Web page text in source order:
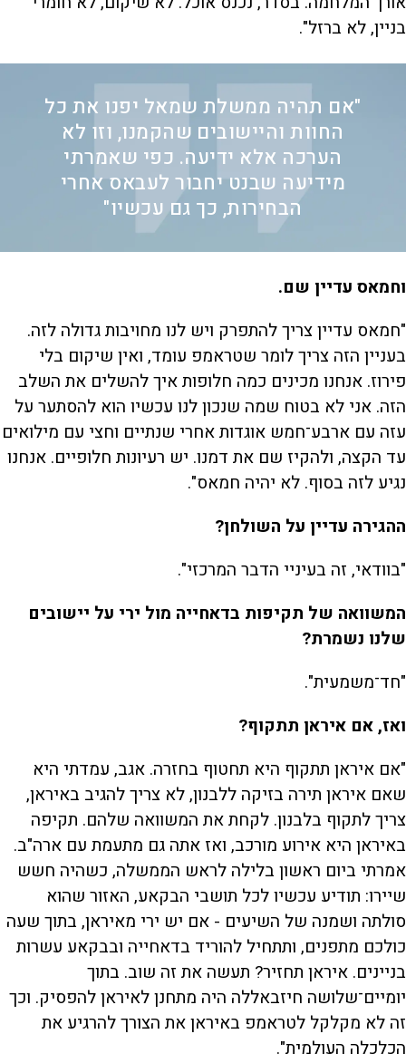
בניין, לא ברזל".
"אם תהיה ממשלת שמאל יפנו את כל
החוות והיישובים שהקמנו, וזו לא
הערכה אלא ידיעה. כפי שאמרתי
מידיעה שבנט יחבור לעבאס אחרי
הבחירות, כך גם עכשיו"
וחמאס עדיין שם.
"חמאס עדיין צריך להתפרק ויש לנו מחויבות גדולה לזה.
בעניין הזה צריך לומר שטראמפ עומד, ואין שיקום בלי
פירוז. אנחנו מכינים כמה חלופות איך להשלים את השלב
הזה. אני לא בטוח שמה שנכון לנו עכשיו הוא להסתער על
עזה עם ארבע־חמש אוגדות אחרי שנתיים וחצי עם מילואים
עד הקצה, ולהקיז שם את דמנו. יש רעיונות חלופיים. אנחנו
נגיע לזה בסוף. לא יהיה חמאס".
ההגירה עדיין על השולחן?
"בוודאי, זה בעיניי הדבר המרכזי".
המשוואה של תקיפות בדאחייה מול ירי על יישובים
שלנו נשמרת?
"חד־משמעית".
ואז, אם איראן תתקוף?
"אם איראן תתקוף היא תחטוף בחזרה. אגב, עמדתי היא
שאם איראן תירה בזיקה ללבנון, לא צריך להגיב באיראן,
צריך לתקוף בלבנון. לקחת את המשוואה שלהם. תקיפה
באיראן היא אירוע מורכב, ואז אתה גם מתעמת עם ארה"ב.
אמרתי ביום ראשון בלילה לראש הממשלה, כשהיה חשש
שיירו: תודיע עכשיו לכל תושבי הבקאע, האזור שהוא
סולתה ושמנה של השיעים - אם יש ירי מאיראן, בתוך שעה
כולכם מתפנים, ותתחיל להוריד בדאחייה ובבקאע עשרות
בניינים. איראן תחזיר? תעשה את זה שוב. בתוך
יומיים־שלושה חיזבאללה היה מתחנן לאיראן להפסיק. וכך
זה לא מקלקל לטראמפ באיראן את הצורך להרגיע את
הכלכלה העולמית".